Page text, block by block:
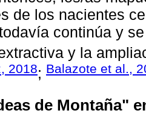
de los nacientes
continúa y
y la
2018; Balazote et al.,
de Montaña"